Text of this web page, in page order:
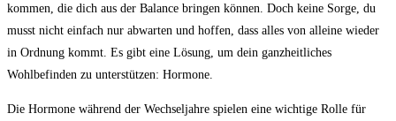
kommen, die dich aus der Balance bringen können. Doch keine Sorge, du
musst nicht einfach nur abwarten und hoffen, dass alles von alleine wieder
in Ordnung kommt. Es gibt eine Lösung, um dein ganzheitliches
Wohlbefinden zu unterstützen: Hormone.
Die Hormone während der Wechseljahre spielen eine wichtige Rolle für